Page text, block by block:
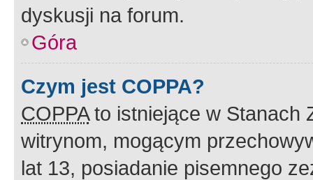
dyskusji na forum.
Góra
Czym jest COPPA?
COPPAto istniejące w Stanach
witrynom, mogącym
lat 13, posiadanie pisemnego